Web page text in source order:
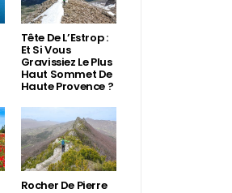
Tête De L’Estrop :
Et Si Vous
Gravissiez Le Plus
Haut Sommet De
Haute Provence ?
Rocher De Pierre